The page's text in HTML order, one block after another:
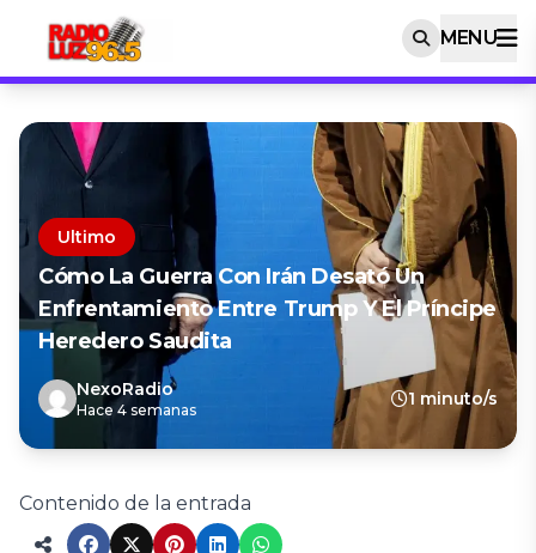
MENU
Ultimo
Cómo La Guerra Con Irán Desató Un
Enfrentamiento Entre Trump Y El Príncipe
Heredero Saudita
NexoRadio
Hace 4 semanas
1 minuto/s
Contenido de la entrada